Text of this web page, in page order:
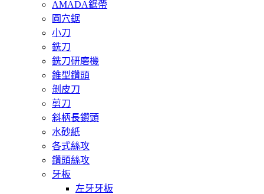
AMADA鋸帶
圓穴鋸
小刀
銑刀
銑刀研磨機
錐型鑽頭
剝皮刀
剪刀
斜柄長鑽頭
水砂紙
各式絲攻
鑽頭絲攻
牙板
左牙牙板